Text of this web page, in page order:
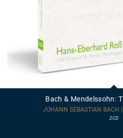
Bach & Mendelssohn:
JOHANN SEBASTIAN BACH
2CD